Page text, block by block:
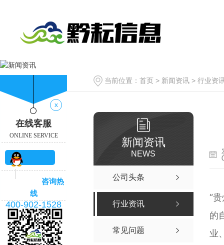
当前位置： 首页 > 新闻资讯 > 行业资
新闻资讯
NEWS
公司头条
行业资讯
常见问题
“
的
业
x
在线客服
ONLINE SERVICE
咨询热
线
400-902-1528